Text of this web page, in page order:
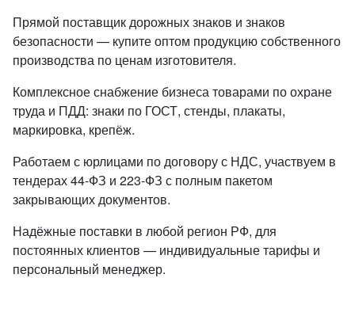
Прямой поставщик дорожных знаков и знаков
безопасности — купите оптом продукцию собственного
производства по ценам изготовителя.
Комплексное снабжение бизнеса товарами по охране
труда и ПДД: знаки по ГОСТ, стенды, плакаты,
маркировка, крепёж.
Работаем с юрлицами по договору с НДС, участвуем в
тендерах 44-ФЗ и 223-ФЗ с полным пакетом
закрывающих документов.
Надёжные поставки в любой регион РФ, для
постоянных клиентов — индивидуальные тарифы и
персональный менеджер.